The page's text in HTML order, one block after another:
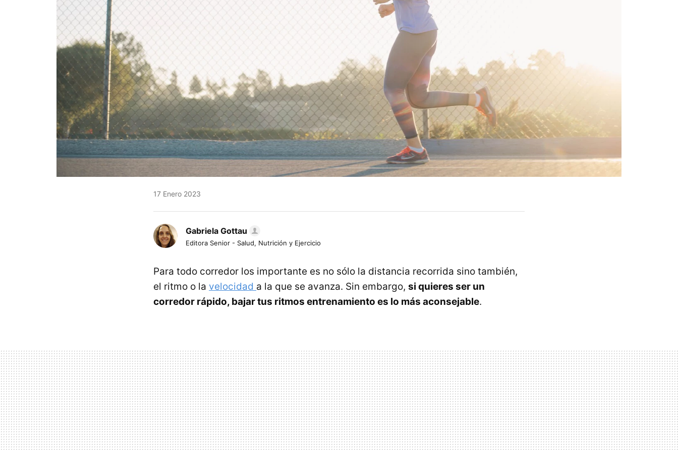
17 Enero 2023
Gabriela Gottau
Editora Senior - Salud, Nutrición y Ejercicio
Para todo corredor los importante es no sólo la distancia recorrida sino también,
el ritmo o la velocidad a la que se avanza. Sin embargo, si quieres ser un
corredor rápido, bajar tus ritmos entrenamiento es lo más aconsejable.